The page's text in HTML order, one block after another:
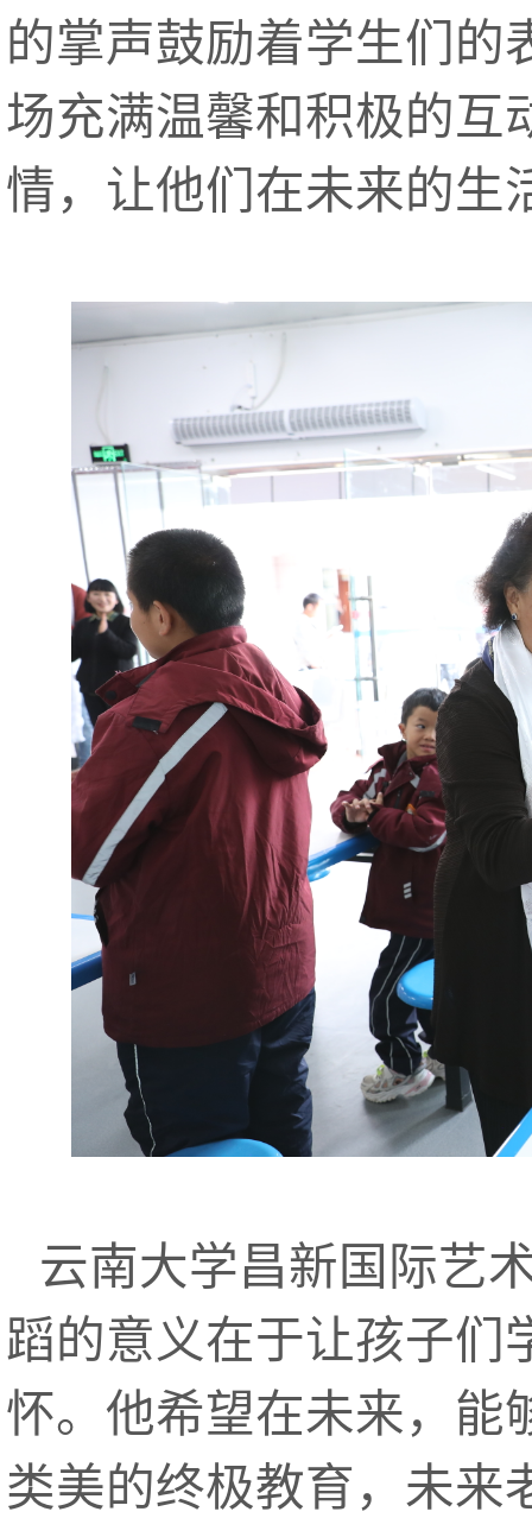
的掌声鼓励着学生们的
场充满温馨和积极的互
情，让他们在未来的生
云南大学昌新国际艺
蹈的意义在于让孩子们
怀。他希望在未来，能
类美的终极教育，未来